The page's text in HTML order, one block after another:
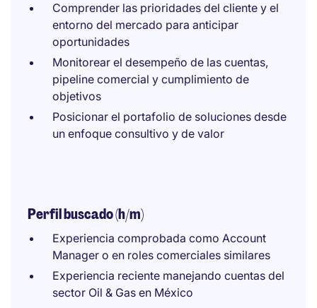
Comprender las prioridades del cliente y el
entorno del mercado para anticipar
oportunidades
Monitorear el desempeño de las cuentas,
pipeline comercial y cumplimiento de
objetivos
Posicionar el portafolio de soluciones desde
un enfoque consultivo y de valor
Perfil buscado (h/m)
Experiencia comprobada como Account
Manager o en roles comerciales similares
Experiencia reciente manejando cuentas del
sector Oil & Gas en México